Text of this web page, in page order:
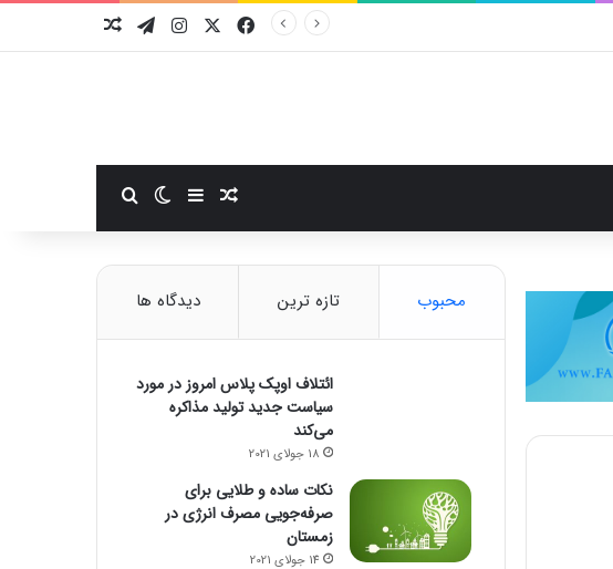
فیسبوکایکس اینستاگرام
تلگرام
نوشته تصادفی
سایدبارتغییر پوسته
محبوب تازه ترین دیدگاه ها
ائتلاف اوپک پلاس امروز در مورد
سیاست جدید تولید مذاکره
می‌کند
18 جولای 2021
نکات ساده و طلایی برای
صرفه‌جویی مصرف انرژی در
زمستان
14 جولای 2021